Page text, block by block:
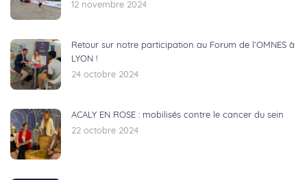
12 novembre 2024
Retour sur notre participation au Forum de l’OMNES à
LYON !
24 octobre 2024
ACALY EN ROSE : mobilisés contre le cancer du sein
22 octobre 2024